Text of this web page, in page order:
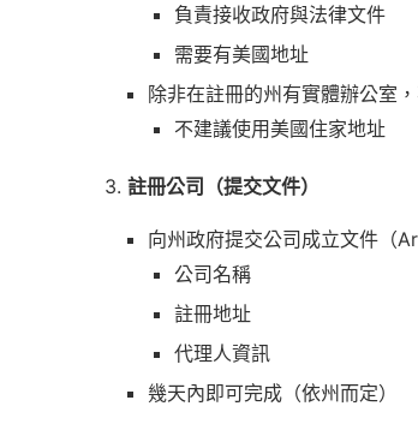
負責接收政府與法律文件
需要有美國地址
除非在註冊的州有實體辦公室
不建議使用美國住家地址
3. 註冊公司（提交文件）
向州政府提交公司成立文件（
公司名稱
註冊地址
代理人資訊
幾天內即可完成（依州而定）